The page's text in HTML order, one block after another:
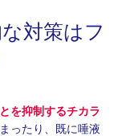
対策はフ
を抑制するチカラ
ったり、既に唾液